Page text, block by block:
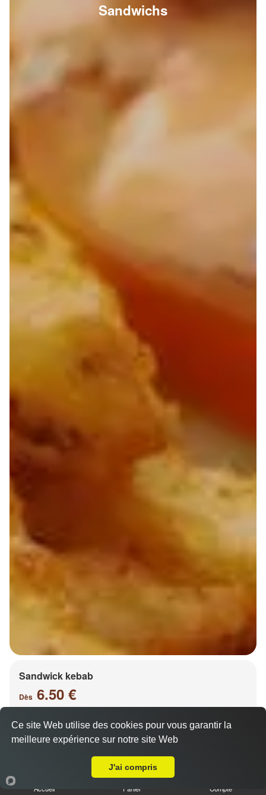
Sandwichs
Sandwick kebab
Dès 6.50 €
Salade, tomates, oignons, chou, carottes
Accueil Panier Compte
Ce site Web utilise des cookies pour vous garantir la
meilleure expérience sur notre site Web
J'ai compris